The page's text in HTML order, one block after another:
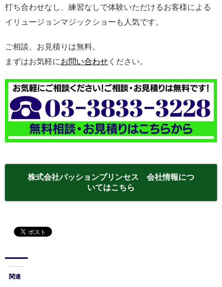
打ち合わせなし、練習なしで体験いただけるお客様による
イリュージョンマジックショーも人気です。
ご相談、お見積りは無料。
まずはお気軽にお問い合わせ ください。
株式会社パッションプリンセス 会社情報につ
いてはこちら
関連